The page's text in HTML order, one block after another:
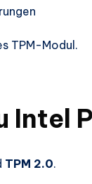
TPM-Modul.
TPM 2.0.